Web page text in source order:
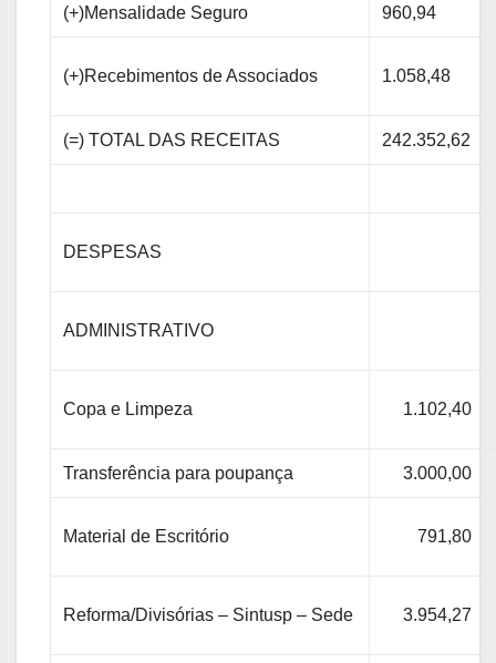
(+)Mensalidade Seguro 960,94
(+)Recebimentos de Associados 1.058,48
(=) TOTAL DAS RECEITAS 242.352,62
DESPESAS
ADMINISTRATIVO
Copa e Limpeza 1.102,40
Transferência para poupança 3.000,00
Material de Escritório 791,80
Reforma/Divisórias – Sintusp – Sede 3.954,27